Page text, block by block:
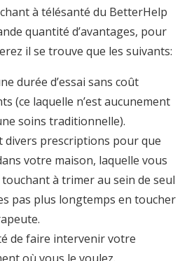
à télésanté du BetterHelp
quantité d’avantages, pour
il se trouve que les suivants:
durée d’essai sans coût
(ce laquelle n’est aucunement
soins traditionnelle).
divers prescriptions pour que
votre maison, laquelle vous
à trimer au sein de seul
pas plus longtemps en toucher
de faire intervenir votre